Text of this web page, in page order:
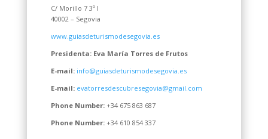
C/ Morillo 7 3º I
40002 – Segovia
www.guiasdeturismodesegovia.es
Presidenta: Eva María Torres de Frutos
E-mail: info@guiasdeturismodesegovia.es
E-mail: evatorresdescubresegovia@gmail.com
Phone Number: +34 675 863 687
Phone Number: +34 610 854 337